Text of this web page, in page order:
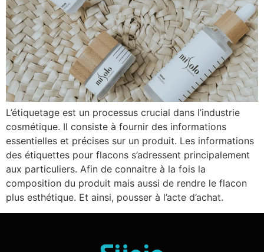
L’étiquetage est un processus crucial dans l’industrie
cosmétique. Il consiste à fournir des informations
essentielles et précises sur un produit. Les informations
des étiquettes pour flacons s’adressent principalement
aux particuliers. Afin de connaitre à la fois la
composition du produit mais aussi de rendre le flacon
plus esthétique. Et ainsi, pousser à l’acte d’achat.